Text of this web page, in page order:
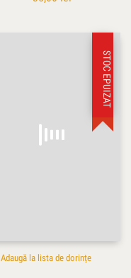
STOC EPUIZAT
Adaugă la lista de dorințe